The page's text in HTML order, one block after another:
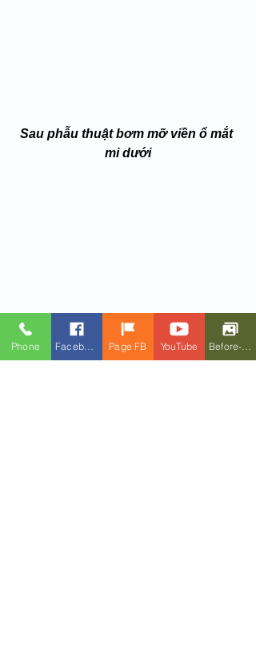
Sau phẫu thuật bơm mỡ viền ổ mắt
mi dưới
Phone Page FB YouTube